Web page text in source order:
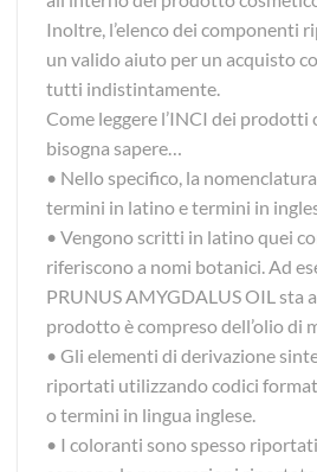
Inoltre, l’elenco dei componenti
un valido aiuto per un acquisto
tutti indistintamente.
Come leggere l’INCI dei prodotti
bisogna sapere…
• Nello specifico, la
termini in latino e termini in
• Vengono scritti in latino quei
riferiscono a nomi botanici. Ad
PRUNUS AMYGDALUS OIL sta
prodotto è compreso dell’olio di
• Gli elementi di derivazione
riportati utilizzando codici
o termini in lingua inglese.
• I coloranti sono spesso